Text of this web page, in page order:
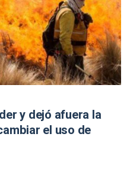
y dejó afuera la
el uso de